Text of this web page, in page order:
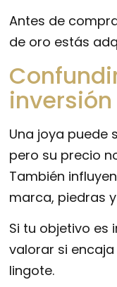
Antes de
de oro estás
Una joya puede
pero su precio
También
marca, piedras
Si tu objetivo es
valorar si
lingote.